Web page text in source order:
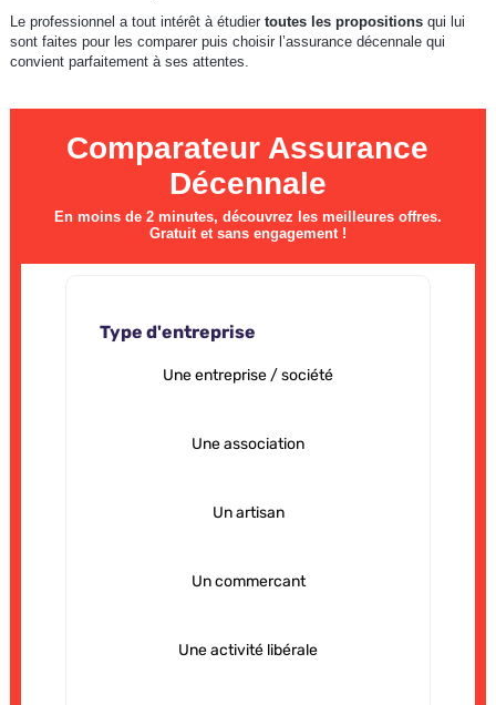
Le professionnel a tout intérêt à étudier toutes les propositionsqui lui
sont faites pour les comparer puis choisir l’assurance décennale qui
convient parfaitement à ses attentes.
Comparateur Assurance
Décennale
En moins de 2 minutes, découvrez les meilleures offres.
Gratuit et sans engagement !